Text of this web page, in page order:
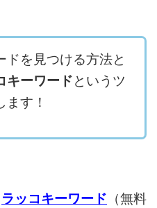
ドを見つける方法と
キーワードというツ
す！
ラッコキーワード （無料